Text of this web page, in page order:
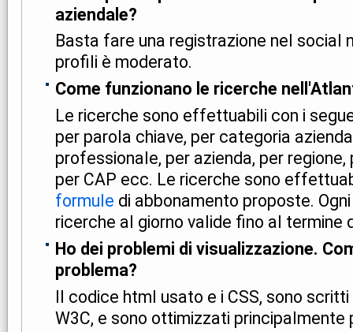
aziendale?
Basta fare una registrazione nel social
profili è moderato.
Come funzionano le ricerche
Le ricerche sono effettuabili con i
per parola chiave, per categoria
professionale, per azienda, per
per CAP ecc. Le ricerche sono
formule di abbonamento proposte.
ricerche al giorno valide fino al termine
Ho dei problemi di visualizzazione.
problema?
Il codice html usato e i CSS, sono
W3C, e sono ottimizzati